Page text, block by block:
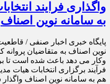
واگذاری فرایند
به سامانه نوین اصناف
پایگاه خبری اخبار صنفی /
نوین اصناف به متقاضیان پروانه
وکار می دهد باعث شده است تا
فرآیند برگزاری انتخابات هیات
هم به سامانه نوین اصناف